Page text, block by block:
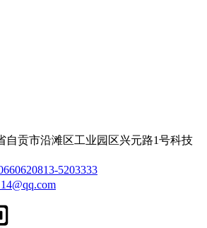
自贡市沿滩区工业园区兴元路1号科技
0813-5203333